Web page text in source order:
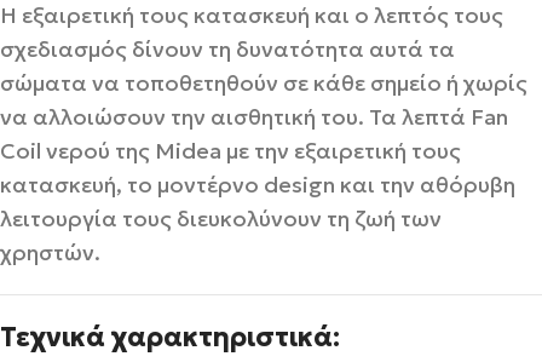
Η εξαιρετική τους κατασκευή και ο λεπτός τους
σχεδιασμός δίνουν τη δυνατότητα αυτά τα
σώματα να τοποθετηθούν σε κάθε σημείο ή χωρίς
να αλλοιώσουν την αισθητική του. Τα λεπτά Fan
Coil νερού της Midea με την εξαιρετική τους
κατασκευή, το μοντέρνο design και την αθόρυβη
λειτουργία τους διευκολύνουν τη ζωή των
χρηστών.
Τεχνικά χαρακτηριστικά: